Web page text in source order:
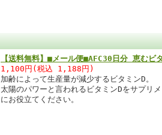
【送料無料】■メール便■AFC30日分 恵むビ
1,100円(税込 1,188円)
加齢によって生産量が減少するビタミンD。
太陽のパワーと言われるビタミンDをサプリ
にお役立てください。